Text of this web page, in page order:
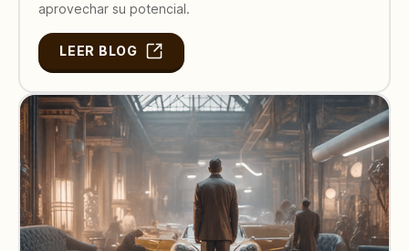
aprovechar su potencial.
LEER BLOG